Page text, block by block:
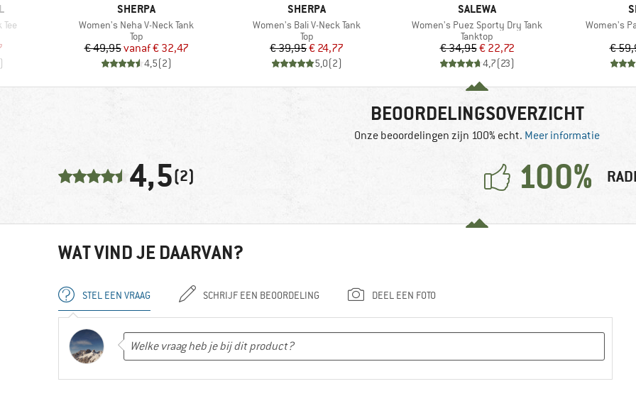
prijs
MERK
SHERPA
Artikel
Women's Neha V-Neck Tank
Productgroep
Top
Prijs
€ 49,95 Verlaagde prijs
vanaf€ 32,47
4,5(2)
MERK
SHERPA
Artikel
Women's Bali V-Neck Tank
Productgroep
Top
Prijs
€ 39,95Verlaagde prijs
€ 24,77
5,0(2)
MERK
SALEWA
Artikel
Women's Puez Sporty Dry Tank
Productgroep
Tanktop
Prijs
€ 34,95Verlaagde prijs
€ 22,72
4,7(23)
Artikel
Women's
€
BEOORDELINGSOVERZICHT
Onze beoordelingen zijn 100% echt. Meer informatie
4,5(2) 100%
WAT VIND JE DAARVAN?
STEL EEN VRAAG SCHRIJF EEN BEOORDELING DEEL EEN FOTO